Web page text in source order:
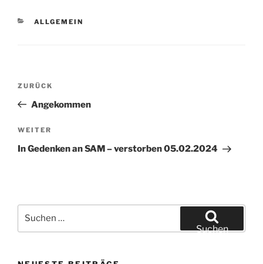
KATEGORIEN
ALLGEMEIN
Beitragsnavigation
Vorheriger
Beitrag
ZURÜCK
Angekommen
Nächster
Beitrag
WEITER
In Gedenken an SAM – verstorben 05.02.2024
nach:
Suchen